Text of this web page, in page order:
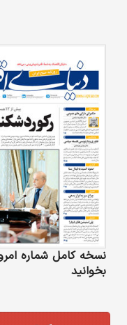
نسخه کامل شماره
بخوانید